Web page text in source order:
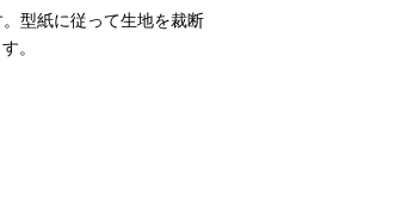
型紙に従って生地を裁断
。